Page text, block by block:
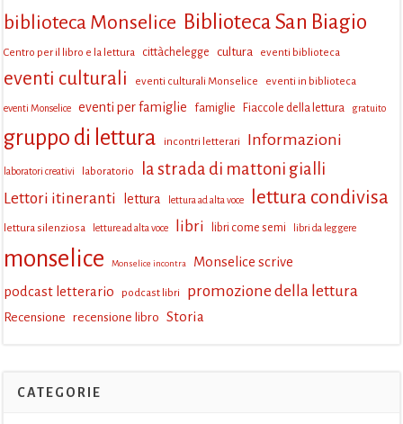
biblioteca Monselice Biblioteca San Biagio
Centro per il libro e la lettura cittàchelegge cultura eventi biblioteca
eventi culturali eventi culturali Monselice eventi in biblioteca
eventi Monselice eventi per famiglie famiglie Fiaccole della lettura gratuito
gruppo di lettura incontri letterari Informazioni
laboratori creativi laboratorio la strada di mattoni gialli
Lettori itineranti lettura lettura ad alta voce lettura condivisa
lettura silenziosa letture ad alta voce libri libri come semi libri da leggere
monselice Monselice incontra
Monselice scrive
podcast letterario
podcast libri promozione della lettura
Recensione recensione libro Storia
CATEGORIE